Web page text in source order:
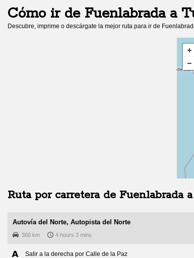
Cómo ir de Fuenlabradaa
Descubre, imprime o descárgate la mejor ruta para ir de
Ruta por carretera de Fuenlabradaa
Autovía del Norte, Autopista del Norte
360 km 4 hours 3 mins
Salir a la derecha por Calle de la Paz